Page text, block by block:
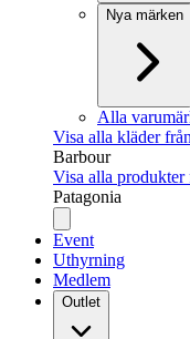
Nya märken
Alla
Visa alla kläder
Barbour
Visa alla produkter
Patagonia
Event
Uthyrning
Medlem
Outlet